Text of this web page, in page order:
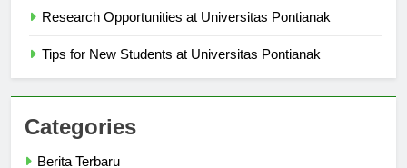
Categories